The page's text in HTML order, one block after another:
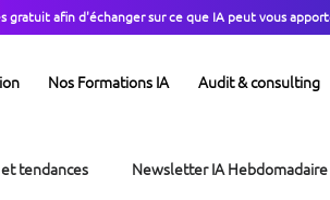
gratuit afin d'échanger sur ce que IA peut vous
Nos Formations IA Audit & consulting
tendances Newsletter IA Hebdomadaire